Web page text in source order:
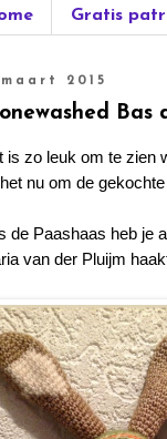
Gratis
2015
Bas
is zo leuk om te zien
nu om de
de Paashaas heb je
van der Pluijm